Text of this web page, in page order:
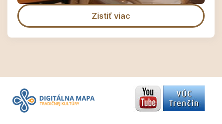
Zistiť viac